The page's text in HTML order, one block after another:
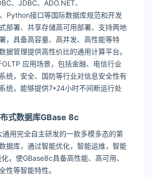
、JDBC、ADO.NET、
Python接口等国际数据库规范和开发
部署、共享存储高可用部署、支持两地
，具备高容量、高并发、高性能等特
据管理提供高性价比的通用计算平台。
应用场景，包括金融、电信行业
统，安全、国防等行业对信息安全性有
统，能够提供7*24小时不间断运行处
式数据库GBase 8c
用完全自主研发的一款多模多态的第
据库，通过智能优化，智能运维，智能
，使GBase8c具备高性能、高可用、
性等智能特性。